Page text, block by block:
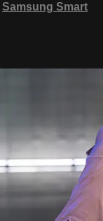
Samsung Smart